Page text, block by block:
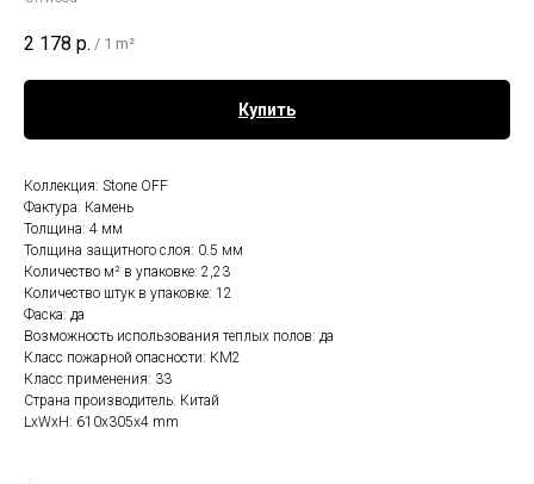
2 178 р. / 1 m²
Купить
Коллекция: Stone OFF
Фактура: Камень
Толщина: 4 мм
Толщина защитного слоя: 0.5 мм
Количество м² в упаковке: 2,23
Количество штук в упаковке: 12
Фаска: да
Возможность использования теплых полов: да
Класс пожарной опасности: КМ2
Класс применения: 33
Страна производитель: Китай
LxWxH: 610x305x4 mm